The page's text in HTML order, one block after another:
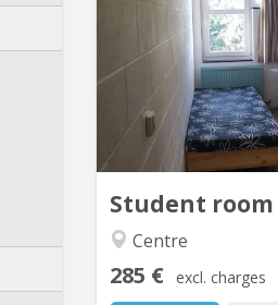
Student room
Centre
285 € excl. charges
Kot situé au 32
Wallons donnant sur
au calme (cour
avenue de
communautaire de 10
douches et 2 WC
aout 2026 et ce